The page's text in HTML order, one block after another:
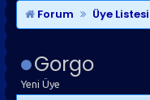
KISAYOLLAR
Forum Üye Listesi
Gorgo
Yeni Üye